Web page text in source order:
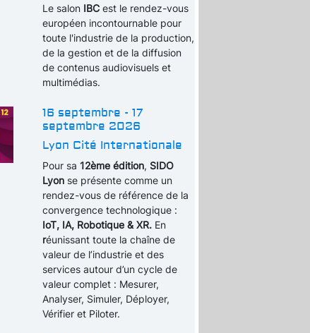
Le salonIBC est le rendez-vous
européen incontournable pour
toute l'industrie de la production,
de la gestion et de la diffusion
de contenus audiovisuels et
multimédias.
16 septembre - 17
septembre 2026
Lyon Cité Internationale
Pour sa 12ème édition, SIDO
Lyonse présente comme un
rendez-vous de référence de la
convergence technologique :
IoT, IA, Robotique & XR. En
réunissant toute la chaîne de
valeur de l’industrie et des
services autour d’un cycle de
valeur complet : Mesurer,
Analyser, Simuler, Déployer,
Vérifier et Piloter.